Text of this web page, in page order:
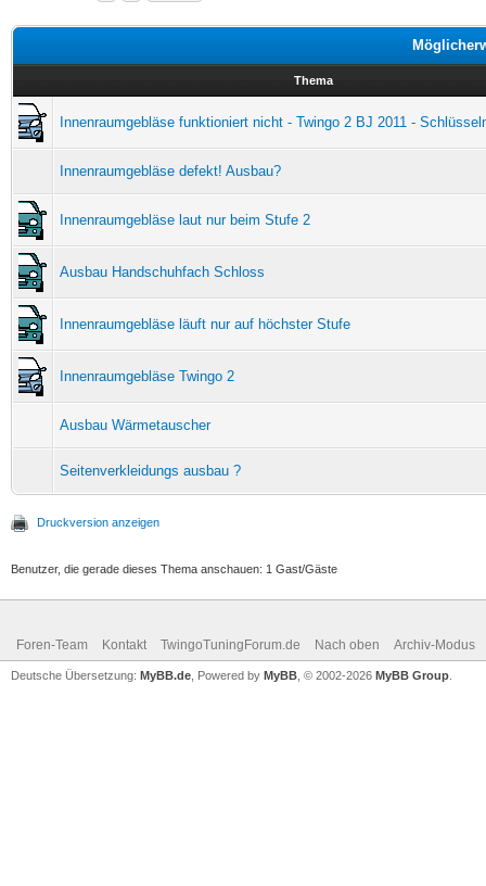
Thema
Innenraumgebläse funktioniert nicht - Twingo 2 BJ 2011 -
Innenraumgebläse defekt! Ausbau?
Innenraumgebläse laut nur beim Stufe 2
Ausbau Handschuhfach Schloss
Innenraumgebläse läuft nur auf höchster Stufe
Innenraumgebläse Twingo 2
Ausbau Wärmetauscher
Seitenverkleidungs ausbau ?
Druckversion anzeigen
Benutzer, die gerade dieses Thema anschauen: 1 Gast/Gäste
Foren-Team Kontakt TwingoTuningForum.de Nach oben Archiv-Modus
Deutsche Übersetzung: MyBB.de , Powered by MyBB , © 2002-2026 MyBB Group